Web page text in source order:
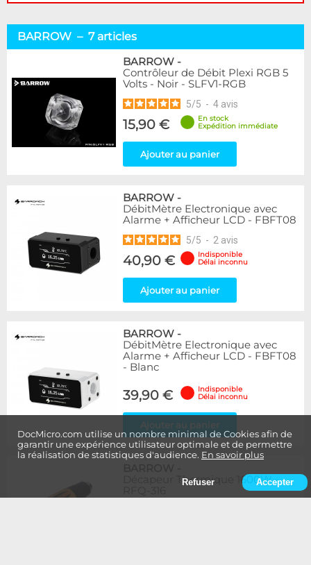
DocMicro.com utilise un nombre minimal de Cookies afin de
garantir une expérience utilisateur optimale et de permettre
la réalisation de statistiques d'audience. En savoir plus
Refuser Accepter
BARROW – 7 articles
BARROW -
Contrôleur de Débit Plexi RGB 5
Volts - Noir - SLFV1-RGB
5/5 - 4 avis
15,90 €
En stock
Expédition immédiate
Ajouter au panier
BARROW -
DébitMètre Electronique avec
Alarme + Afficheur LCD - FBFT08
5/5 - 2 avis
40,90 €
Indisponible
Délai inconnu
Ajouter au panier
BARROW -
DébitMètre Electronique avec
Alarme + Afficheur LCD - FBFT08
- Blanc
39,90 €
Indisponible
Délai inconnu
Ajouter au panier
Décapeur Thermique 1600W -